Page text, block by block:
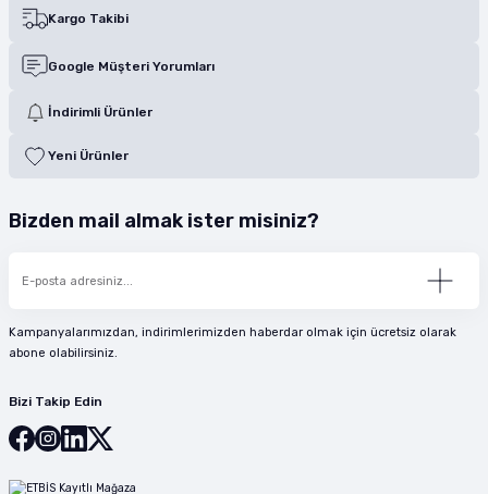
Kargo Takibi
Google Müşteri Yorumları
İndirimli Ürünler
Yeni Ürünler
Bizden mail almak ister misiniz?
Kampanyalarımızdan, indirimlerimizden haberdar olmak için ücretsiz olarak
abone olabilirsiniz.
Bizi Takip Edin